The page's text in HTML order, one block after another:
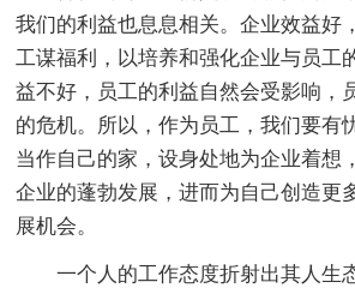
我们的利益也息息相关。企业效益好
工谋福利，以培养和强化企业与员工
益不好，员工的利益自然会受影响，
的危机。所以，作为员工，我们要有
当作自己的家，设身处地为企业着想
企业的蓬勃发展，进而为自己创造更
展机会。
一个人的工作态度折射出其人生